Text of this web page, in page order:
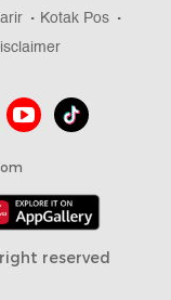
Kotak Pos
reserved